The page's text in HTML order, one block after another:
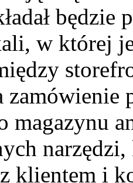
w której
zamówienie
magazynu
narzędzi,
klientem i